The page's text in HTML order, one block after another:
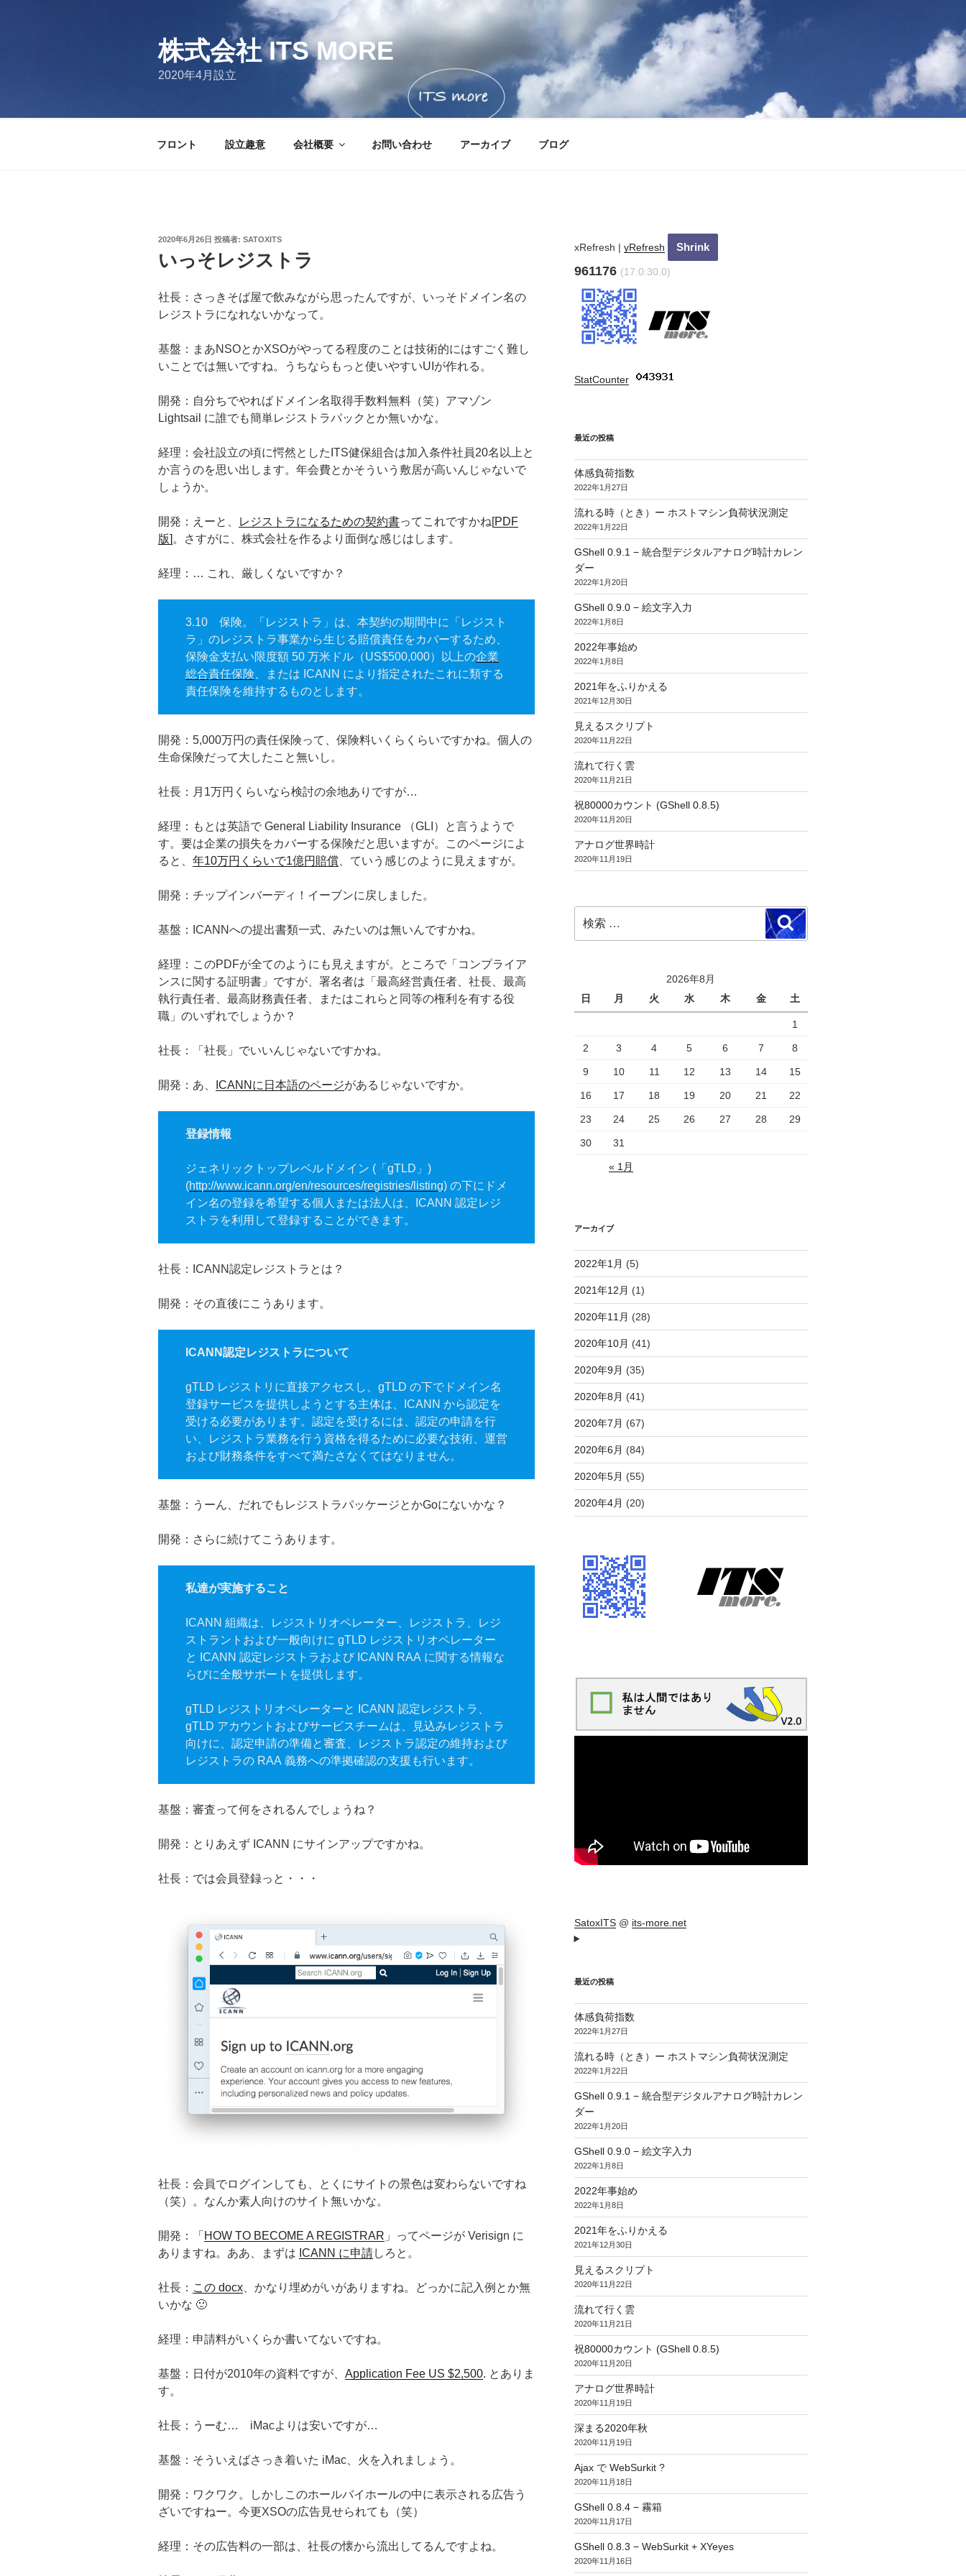
株式会社 ITS MORE
2020年4月設立
フロント 設立趣意 会社概要 お問い合わせ アーカイブ ブログ
投
日:
2020年6月26日 投稿者: SATOXITS
いっそレジストラ
社長：さっきそば屋で飲みながら思ったんですが、いっそドメイン名の
レジストラになれないかなって。
基盤：まあNSOとかXSOがやってる程度のことは技術的にはすごく難し
いことでは無いですね。うちならもっと使いやすいUIが作れる。
開発：自分ちでやればドメイン名取得手数料無料（笑）アマゾン
Lightsail に誰でも簡単レジストラパックとか無いかな。
経理：会社設立の頃に愕然としたITS健保組合は加入条件社員20名以上と
か言うのを思い出します。年会費とかそういう敷居が高いんじゃないで
しょうか。
開発：えーと、 レジストラになるための契約書ってこれですかね[PDF
版] 。さすがに、株式会社を作るより面倒な感じはします。
経理：… これ、厳しくないですか？
3.10 保険。「レジストラ」は、本契約の期間中に「レジスト
ラ」のレジストラ事業から生じる賠償責任をカバーするため、
保険金支払い限度額 50 万米ドル（US$500,000）以上の企業
総合責任保険 、または ICANN により指定されたこれに類する
責任保険を維持するものとします。
開発：5,000万円の責任保険って、保険料いくらくらいですかね。個人の
生命保険だって大したこと無いし。
社長：月1万円くらいなら検討の余地ありですが…
経理：もとは英語で General Liability Insurance （GLI）と言うようで
す。要は企業の損失をカバーする保険だと思いますが。このページによ
ると、 年10万円くらいで1億円賠償 、ていう感じのように見えますが。
開発：チップインバーディ！イーブンに戻しました。
基盤：ICANNへの提出書類一式、みたいのは無いんですかね。
経理：このPDFが全てのようにも見えますが。ところで「コンプライア
ンスに関する証明書」ですが、署名者は「最高経営責任者、社長、最高
執行責任者、最高財務責任者、またはこれらと同等の権利を有する役
職」のいずれでしょうか？
社長：「社長」でいいんじゃないですかね。
開発：あ、 ICANNに日本語のページがあるじゃないですか。
登録情報
ジェネリックトップレベルドメイン (「gTLD」)
(http://www.icann.org/en/resources/registries/listing) の下にドメ
イン名の登録を希望する個人または法人は、ICANN 認定レジ
ストラを利用して登録することができます。
社長：ICANN認定レジストラとは？
開発：その直後にこうあります。
ICANN認定レジストラについて
gTLD レジストリに直接アクセスし、gTLD の下でドメイン名
登録サービスを提供しようとする主体は、ICANN から認定を
受ける必要があります。認定を受けるには、認定の申請を行
い、レジストラ業務を行う資格を得るために必要な技術、運営
および財務条件をすべて満たさなくてはなりません。
基盤：うーん、だれでもレジストラパッケージとかGoにないかな？
開発：さらに続けてこうあります。
私達が実施すること
ICANN 組織は、レジストリオペレーター、レジストラ、レジ
ストラントおよび一般向けに gTLD レジストリオペレーター
と ICANN 認定レジストラおよび ICANN RAA に関する情報な
らびに全般サポートを提供します。
gTLD レジストリオペレーターと ICANN 認定レジストラ、
gTLD アカウントおよびサービスチームは、見込みレジストラ
向けに、認定申請の準備と審査、レジストラ認定の維持および
レジストラの RAA 義務への準拠確認の支援も行います。
基盤：審査って何をされるんでしょうね？
開発：とりあえず ICANN にサインアップですかね。
社長：では会員登録っと・・・
社長：会員でログインしても、とくにサイトの景色は変わらないですね
（笑）。なんか素人向けのサイト無いかな。
開発：「 HOW TO BECOME A REGISTRAR 」ってページが Verisign に
ありますね。ああ、まずは ICANN に申請しろと。
社長： この docx 、かなり埋めがいがありますね。どっかに記入例とか無
いかな 🙂
経理：申請料がいくらか書いてないですね。
基盤：日付が2010年の資料ですが、 Application Fee US $2,500. とありま
す。
社長：うーむ… iMacよりは安いですが…
基盤：そういえばさっき着いた iMac、火を入れましょう。
開発：ワクワク。しかしこのホールバイホールの中に表示される広告う
ざいですねー。今更XSOの広告見せられても（笑）
経理：その広告料の一部は、社長の懐から流出してるんですよね。
xRefresh | yRefresh
961176 (17:0:31.0)
StatCounter:
最近の投稿
体感負荷指数
2022年1月27日
流れる時（とき）ー ホストマシン負荷状況測定
2022年1月22日
GShell 0.9.1 − 統合型デジタルアナログ時計カレン
ダー
2022年1月20日
GShell 0.9.0 − 絵文字入力
2022年1月8日
2022年事始め
2022年1月8日
2021年をふりかえる
2021年12月30日
見えるスクリプト
2020年11月22日
流れて行く雲
2020年11月21日
祝80000カウント (GShell 0.8.5)
2020年11月20日
アナログ世界時計
2020年11月19日
索:
検
索
2026年8月
日
月 火 水 木 金 土
1
2 3 4 5 6 7 8
9 10 11 12 13 14 15
16 17 18 19 20 21 22
23 24 25 26 27 28 29
30 31
« 1月
アーカイブ
2022年1月 (5)
2021年12月 (1)
2020年11月 (28)
2020年10月 (41)
2020年9月 (35)
2020年8月 (41)
2020年7月 (67)
2020年6月 (84)
2020年5月 (55)
2020年4月 (20)
SatoxITS@ its-more.net
最近の投稿
体感負荷指数
2022年1月27日
流れる時（とき）ー ホストマシン負荷状況測定
2022年1月22日
GShell 0.9.1 − 統合型デジタルアナログ時計カレン
ダー
2022年1月20日
GShell 0.9.0 − 絵文字入力
2022年1月8日
2022年事始め
2022年1月8日
2021年をふりかえる
2021年12月30日
見えるスクリプト
2020年11月22日
流れて行く雲
2020年11月21日
祝80000カウント (GShell 0.8.5)
2020年11月20日
アナログ世界時計
2020年11月19日
深まる2020年秋
2020年11月19日
Ajax で WebSurkit ?
2020年11月18日
GShell 0.8.4 − 霧箱
2020年11月17日
GShell 0.8.3 − WebSurkit + XYeyes
2020年11月16日